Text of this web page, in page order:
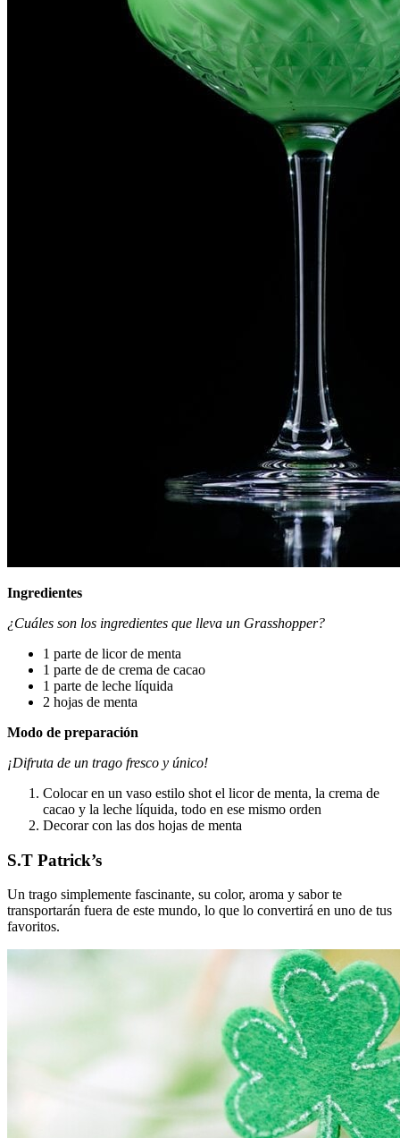
Ingredientes
¿Cuáles son los ingredientes que lleva un Grasshopper?
1 parte de licor de menta
1 parte de de crema de cacao
1 parte de leche líquida
2 hojas de menta
Modo de preparación
¡Difruta de un trago fresco y único!
Colocar en un vaso estilo shot el licor de menta, la crema de
cacao y la leche líquida, todo en ese mismo orden
Decorar con las dos hojas de menta
S.T Patrick’s
Un trago simplemente fascinante, su color, aroma y sabor te
transportarán fuera de este mundo, lo que lo convertirá en uno de tus
favoritos.